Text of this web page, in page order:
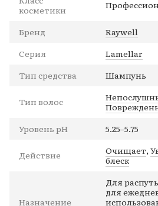
косметики
Бренд
Raywell
Серия
Lamellar
Тип средства
Шампунь
Тип волос
Уровень pH
5.25–5.75
Действие Очищает,
блеск
Назначение
Для
для